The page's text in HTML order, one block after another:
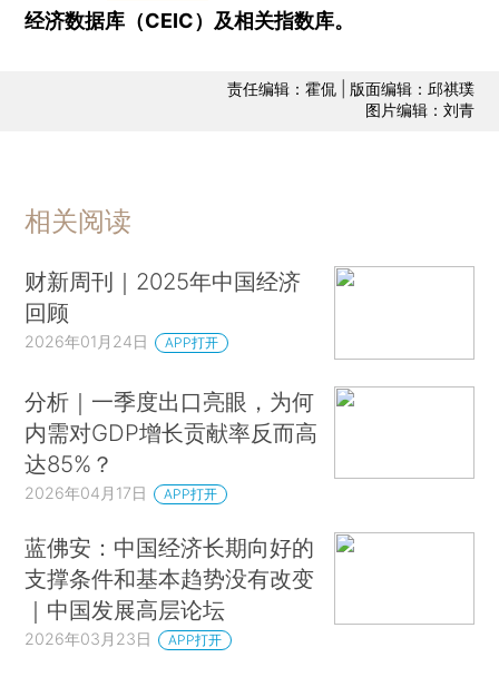
经济数据库（CEIC）及相关指数库。
责任编辑：霍侃 | 版面编辑：邱祺璞
图片编辑：刘青
相关阅读
财新周刊｜2025年中国经济
回顾
2026年01月24日 APP打开
分析｜一季度出口亮眼，为何
内需对GDP增长贡献率反而高
达85%？
2026年04月17日 APP打开
蓝佛安：中国经济长期向好的
支撑条件和基本趋势没有改变
｜中国发展高层论坛
2026年03月23日 APP打开